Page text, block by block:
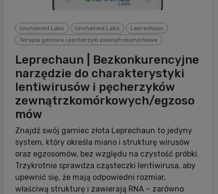
Unchained Labs Unchained Labs
Leprechaun
Terapia genowa i pęcherzyki zewnątrzkomórkowe
Leprechaun | Bezkonkurencyjne
narzędzie do charakterystyki
lentiwirusów i pęcherzyków
zewnątrzkomórkowych/egzoso
mów
Znajdź swój garniec złota Leprechaun to jedyny
system, który określa miano i strukturę wirusów
oraz egzosomów, bez względu na czystość próbki.
Trzykrotnie sprawdza cząsteczki lentiwirusa, aby
upewnić się, że mają odpowiedni rozmiar,
właściwą strukturę i zawierają RNA – zarówno